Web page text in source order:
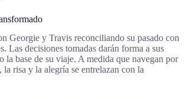
Georgie y Travis reconciliando su pasado con
Las decisiones tomadas darán forma a sus
la base de su viaje. A medida que navegan por
risa y la alegría se entrelazan con la